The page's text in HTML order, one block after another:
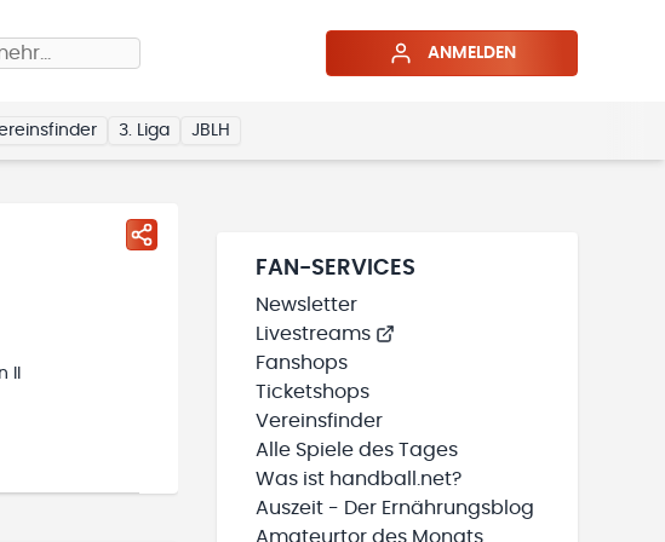
ANMELDEN
3. Liga JBLH
II
FAN-SERVICES
Newsletter
Livestreams
Fanshops
Ticketshops
Vereinsfinder
Alle Spiele des Tages
Was ist handball.net?
Auszeit - Der Ernährungsblog
Amateurtor des Monats